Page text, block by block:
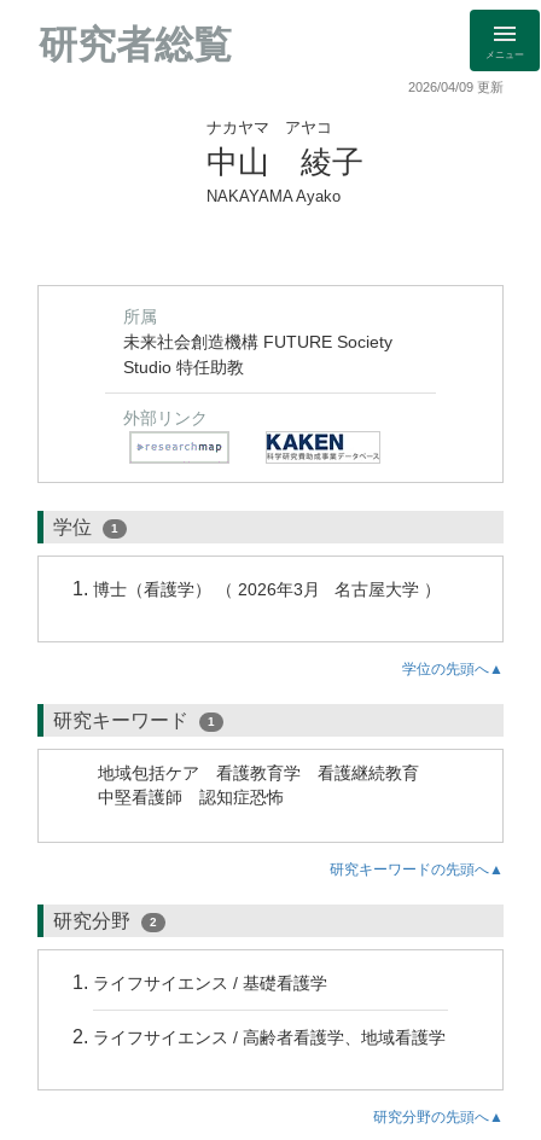
研究者総覧 メニュー
2026/04/09 更新
ナカヤマ アヤコ
中山 綾子
NAKAYAMA Ayako
所属
未来社会創造機構 FUTURE Society
Studio 特任助教
外部リンク
学位 1
博士（看護学） （ 2026年3月 名古屋大学 ）
学位の先頭へ▲
研究キーワード 1
地域包括ケア 看護教育学 看護継続教育
中堅看護師 認知症恐怖
研究キーワードの先頭へ▲
研究分野 2
ライフサイエンス / 基礎看護学
ライフサイエンス / 高齢者看護学、地域看護学
研究分野の先頭へ▲